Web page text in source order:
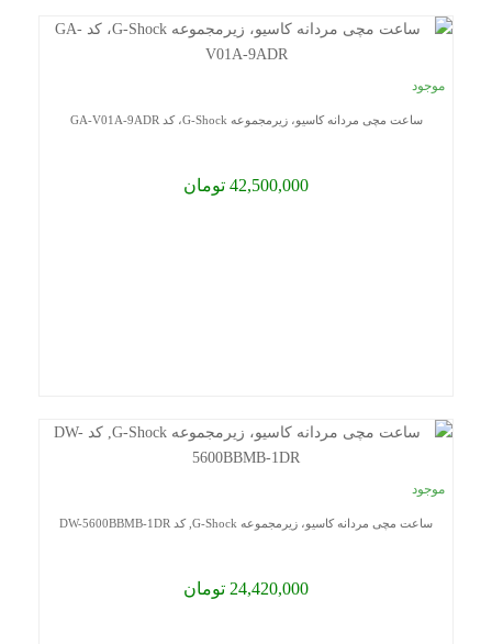
موجود
ساعت مچی مردانه کاسیو، زیرمجموعه G-Shock، کد GA-V01A-9ADR
42,500,000 تومان
موجود
ساعت مچی مردانه کاسیو، زیرمجموعه G-Shock, کد DW-5600BBMB-1DR
24,420,000 تومان